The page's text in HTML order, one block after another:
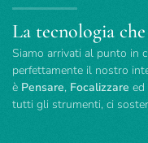
La tecnologia
Siamo arrivati al punto in
perfettamente il nostro
è Pensare, Focalizzare ed
tutti gli strumenti, ci